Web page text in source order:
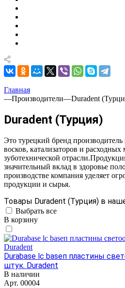
Главная
—Производители—Duradent
Duradent (Турция)
Это турецкий бренд
восков, катализаторов и расходных
зуботехнической
значительный вклад в здоровье
производстве компания уделяет
продукции и сырья.
Товары Duradent (Турция) в
Выбрать все
В корзину
Durabase lc baseп пластины
штук. Duradent
В наличии
Арт. 00004